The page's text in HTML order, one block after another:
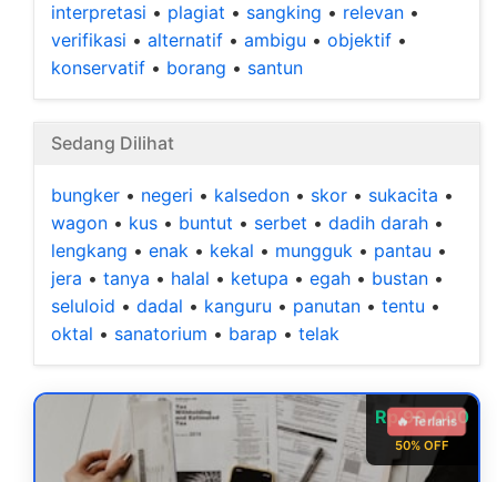
interpretasi • plagiat • sangking • relevan •
verifikasi • alternatif • ambigu • objektif •
konservatif • borang • santun
Sedang Dilihat
bungker • negeri • kalsedon • skor • sukacita •
wagon • kus • buntut • serbet • dadih darah •
lengkang • enak • kekal • mungguk • pantau •
jera • tanya • halal • ketupa • egah • bustan •
seluloid • dadal • kanguru • panutan • tentu •
oktal • sanatorium • barap • telak
Rp 99.000
50% OFF
🔥 Terlaris